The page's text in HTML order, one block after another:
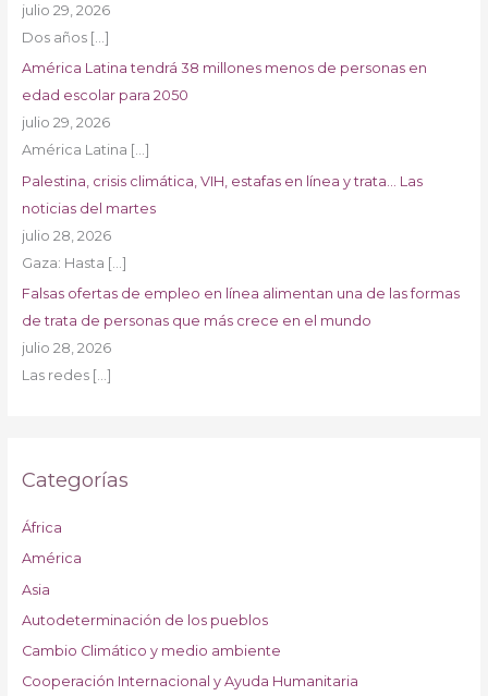
julio 29, 2026
Dos años […]
América Latina tendrá 38 millones menos de personas en
edad escolar para 2050
julio 29, 2026
América Latina […]
Palestina, crisis climática, VIH, estafas en línea y trata… Las
noticias del martes
julio 28, 2026
Gaza: Hasta […]
Falsas ofertas de empleo en línea alimentan una de las formas
de trata de personas que más crece en el mundo
julio 28, 2026
Las redes […]
Categorías
África
América
Asia
Autodeterminación de los pueblos
Cambio Climático y medio ambiente
Cooperación Internacional y Ayuda Humanitaria